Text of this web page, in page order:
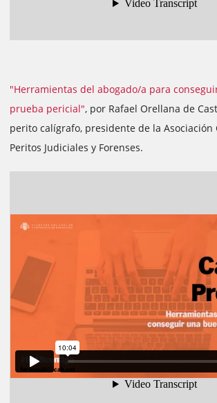
"Herramientas del abogado/a para
prueba pericial", por Rafael Orellana de
perito calígrafo, presidente de la Asociación
Peritos Judiciales y Forenses.